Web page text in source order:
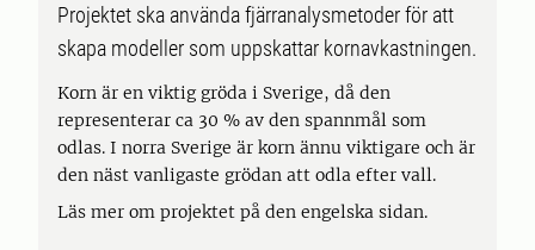
Projektet ska använda fjärranalysmetoder för att
skapa modeller som uppskattar kornavkastningen.
Korn är en viktig gröda i Sverige, då den
representerar ca 30 % av den spannmål som
odlas. I norra Sverige är korn ännu viktigare och är
den näst vanligaste grödan att odla efter vall.
Läs mer om projektet på den engelska sidan.